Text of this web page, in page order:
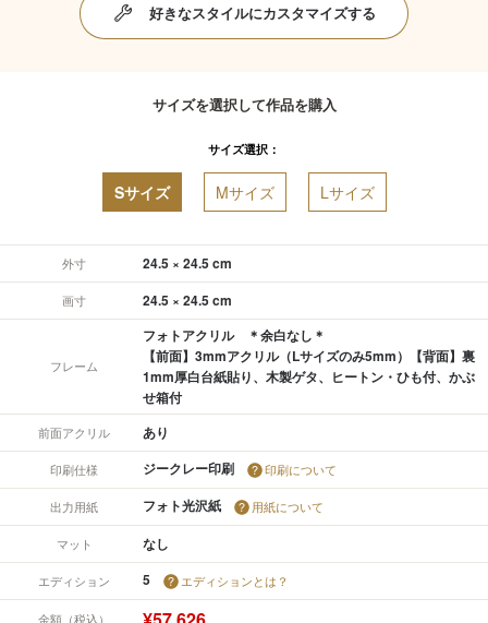
好きなスタイルにカスタマイズする
サイズを選択して作品を購入
サイズ選択：
Sサイズ Mサイズ Lサイズ
外寸 24.5 × 24.5 cm
画寸 24.5 × 24.5 cm
フレーム
フォトアクリル ＊余白なし＊
【前面】3mmアクリル（Lサイズのみ5mm）【背面】裏
1mm厚白台紙貼り、木製ゲタ、ヒートン・ひも付、かぶ
せ箱付
前面アクリル あり
印刷仕様 ジークレー印刷 印刷について
出力用紙 フォト光沢紙 用紙について
マット なし
エディション 5 エディションとは？
金額（税込）